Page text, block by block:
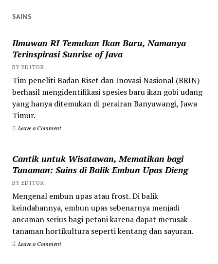
SAINS
Ilmuwan RI Temukan Ikan Baru, Namanya
Terinspirasi Sunrise of Java
BY EDITOR
Tim peneliti Badan Riset dan Inovasi Nasional (BRIN)
berhasil mengidentifikasi spesies baru ikan gobi udang
yang hanya ditemukan di perairan Banyuwangi, Jawa
Timur.
Leave a Comment
Cantik untuk Wisatawan, Mematikan bagi
Tanaman: Sains di Balik Embun Upas Dieng
BY EDITOR
Mengenal embun upas atau frost. Di balik
keindahannya, embun upas sebenarnya menjadi
ancaman serius bagi petani karena dapat merusak
tanaman hortikultura seperti kentang dan sayuran.
Leave a Comment